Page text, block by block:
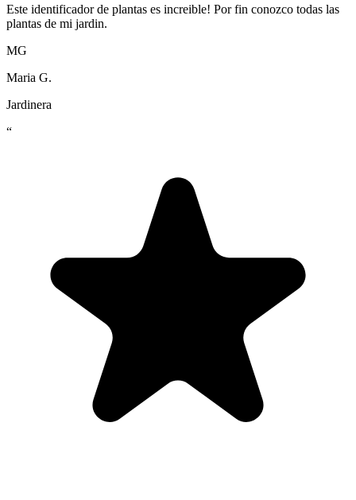
Este identificador de plantas es increible! Por fin conozco todas las
plantas de mi jardin.
MG
Maria G.
Jardinera
“